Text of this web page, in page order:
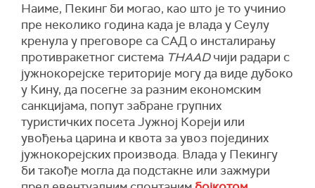
Наиме, Пекинг би могао, као што је то учинио
пре неколико година када је влада у Сеулу
кренула у преговоре са САД о инсталирању
противракетног система THAADчији радари с
јужнокорејске територије могу да виде дубоко
у Кину, да посегне за разним економским
санкцијама, попут забране групних
туристичких посета Јужној Кореји или
увођења царина и квота за увоз појединих
јужнокорејских производа. Влада у Пекингу
би такође могла да подстакне или зажмури